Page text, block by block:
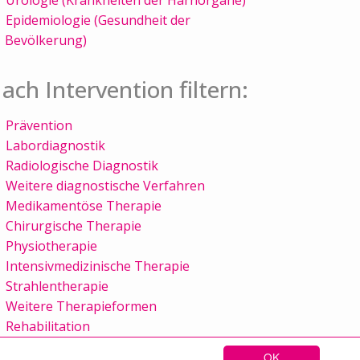
OK
Epidemiologie (Gesundheit der
Bevölkerung)
Intervention filtern:
Prävention
Labordiagnostik
Radiologische Diagnostik
Weitere diagnostische Verfahren
Medikamentöse Therapie
Chirurgische Therapie
Physiotherapie
Intensivmedizinische Therapie
Strahlentherapie
Weitere Therapieformen
Rehabilitation